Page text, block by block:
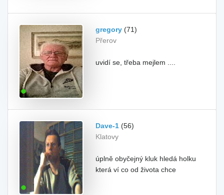
gregory (71)
Přerov
uvidí se, třeba mejlem ....
Dave-1 (56)
Klatovy
úplně obyčejný kluk hledá holku
která ví co od života chce